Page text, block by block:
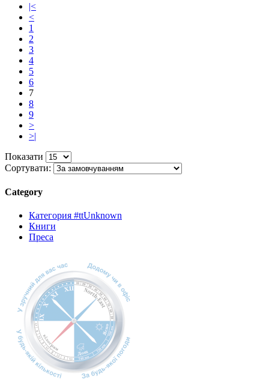
|<
<
1
2
3
4
5
6
7
8
9
>
>|
Показати
Сортувати:
Category
Категория #ttUnknown
Книги
Преса